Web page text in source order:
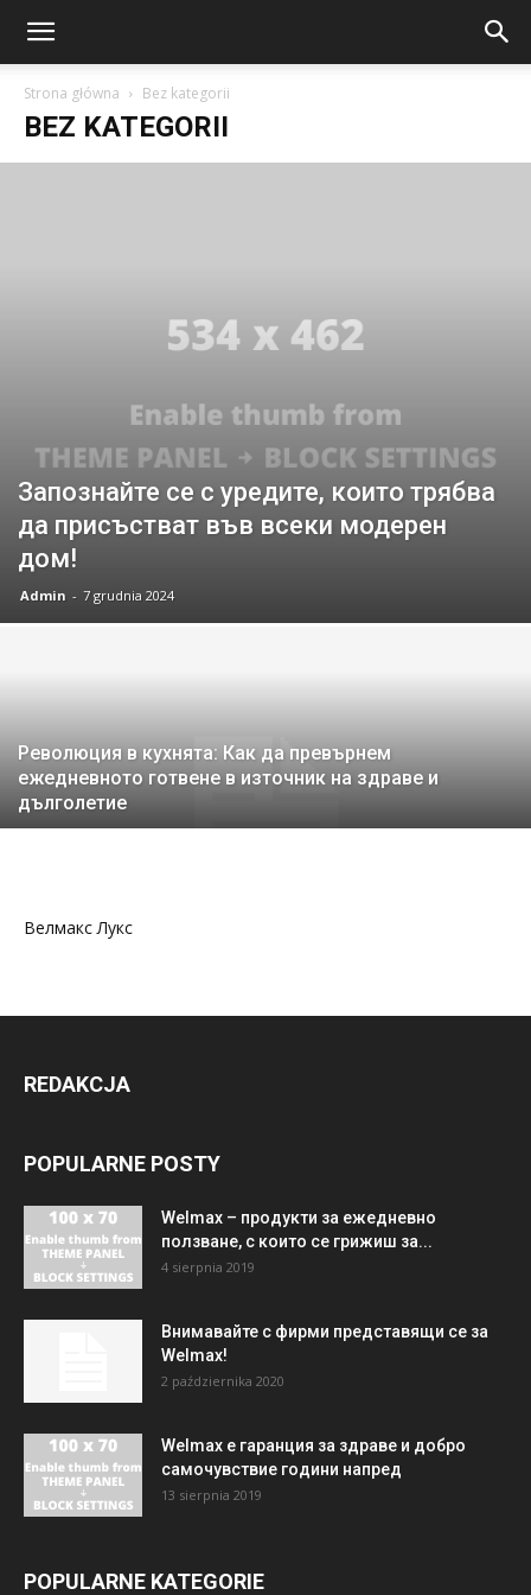
Strona główna Bez kategorii
BEZ KATEGORII
Запознайте се с уредите, които трябва
да присъстват във всеки модерен
дом!
Admin - 7 grudnia 2024
Революция в кухнята: Как да превърнем
ежедневното готвене в източник на здраве и
дълголетие
Велмакс Лукс
REDAKCJA
POPULARNE POSTY
Welmax – продукти за ежедневно
ползване, с които се грижиш за...
4 sierpnia 2019
Внимавайте с фирми представящи се за
Welmax!
2 października 2020
Welmax е гаранция за здраве и добро
самочувствие години напред
13 sierpnia 2019
POPULARNE KATEGORIE